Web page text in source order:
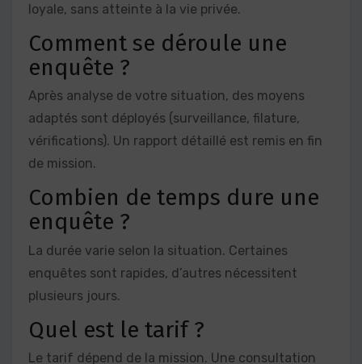
loyale, sans atteinte à la vie privée.
Comment se déroule une
enquête ?
Après analyse de votre situation, des moyens
adaptés sont déployés (surveillance, filature,
vérifications). Un rapport détaillé est remis en fin
de mission.
Combien de temps dure une
enquête ?
La durée varie selon la situation. Certaines
enquêtes sont rapides, d’autres nécessitent
plusieurs jours.
Quel est le tarif ?
Le tarif dépend de la mission. Une consultation